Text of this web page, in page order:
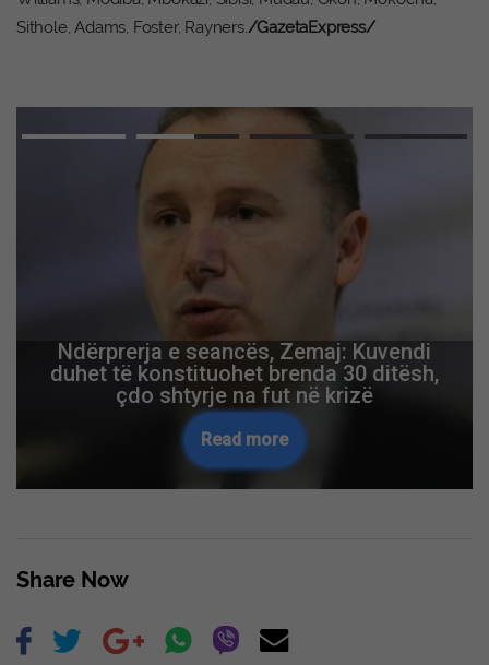
Sithole, Adams, Foster, Rayners./GazetaExpress/
Ndërprerja e seancës, Zemaj: Kuvendi
duhet të konstituohet brenda 30 ditësh,
çdo shtyrje na fut në krizë
Read more
Share Now